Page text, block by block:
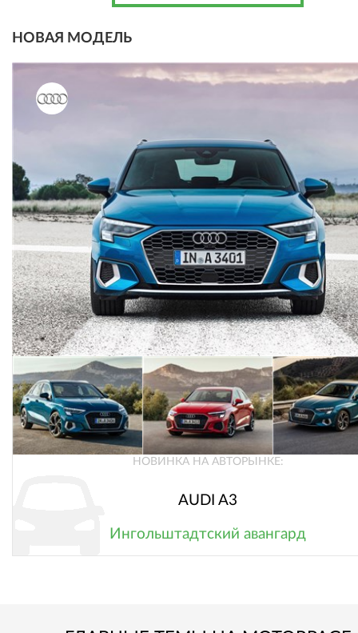
НОВАЯ МОДЕЛЬ
НОВИНКА НА АВТОРЫНКЕ:
AUDI A3
Ингольштадтский авангард